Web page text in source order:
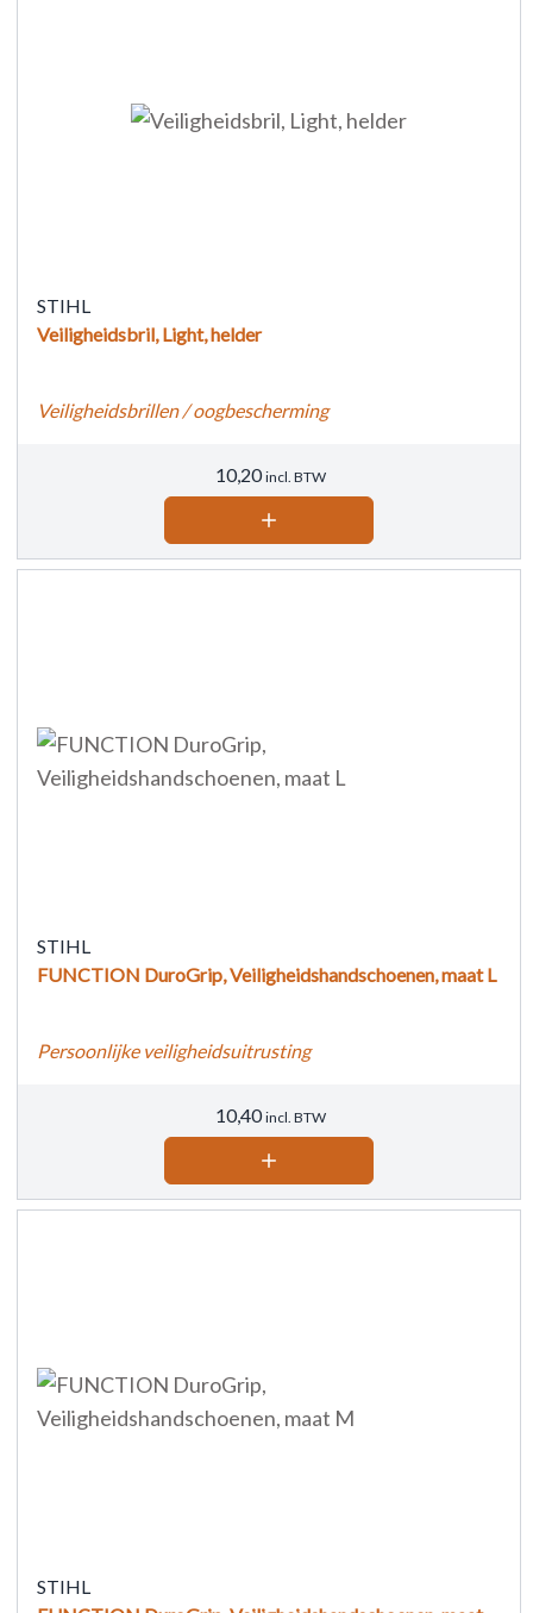
STIHL
Veiligheidsbril, Light, helder
Veiligheidsbrillen / oogbescherming
10,20 incl. BTW
STIHL
FUNCTION DuroGrip, Veiligheidshandschoenen, maat L
Persoonlijke veiligheidsuitrusting
10,40 incl. BTW
STIHL